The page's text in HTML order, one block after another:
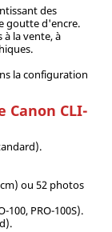
des
goutte d'encre.
la vente, à
la configuration
Canon CLI-
ou 52 photos
100, PRO-100S).